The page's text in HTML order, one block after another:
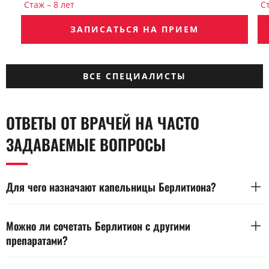
Стаж – 8 лет
ЗАПИСАТЬСЯ НА ПРИЕМ
ВСЕ СПЕЦИАЛИСТЫ
ОТВЕТЫ ОТ ВРАЧЕЙ НА ЧАСТО
ЗАДАВАЕМЫЕ ВОПРОСЫ
Для чего назначают капельницы Берлитиона?
обмен и снижающую окислительный стресс. Препарат
улучшает работу нервных волокон и печени. Назначается
при диабетической полинейропатии и интоксикациях.
Можно ли сочетать Берлитион с другими
препаратами?